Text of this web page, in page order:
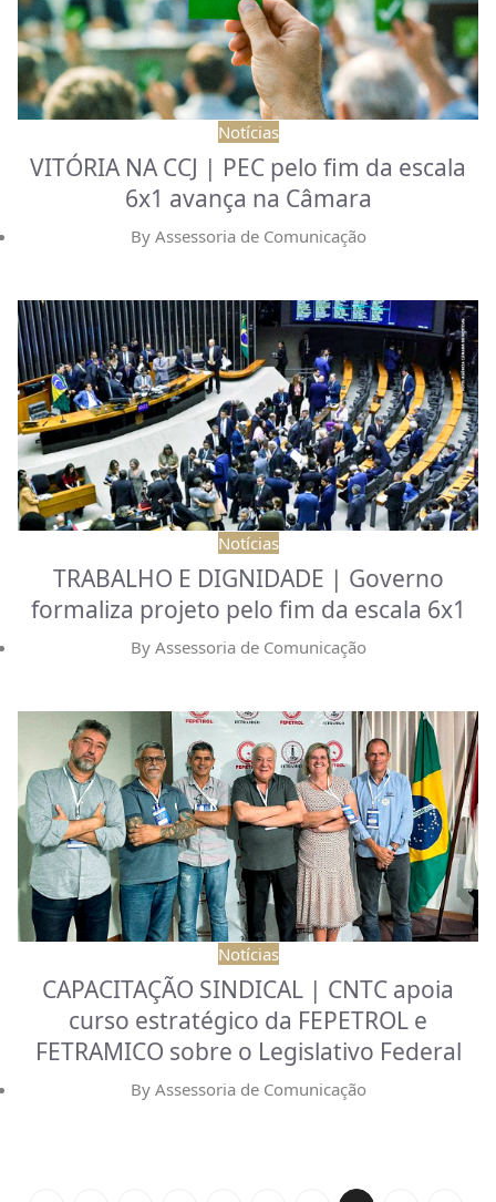
Notícias
VITÓRIA NA CCJ | PEC pelo fim da escala
6x1 avança na Câmara
By Assessoria de Comunicação
Notícias
TRABALHO E DIGNIDADE | Governo
formaliza projeto pelo fim da escala 6x1
By Assessoria de Comunicação
Notícias
CAPACITAÇÃO SINDICAL | CNTC apoia
curso estratégico da FEPETROL e
FETRAMICO sobre o Legislativo Federal
By Assessoria de Comunicação